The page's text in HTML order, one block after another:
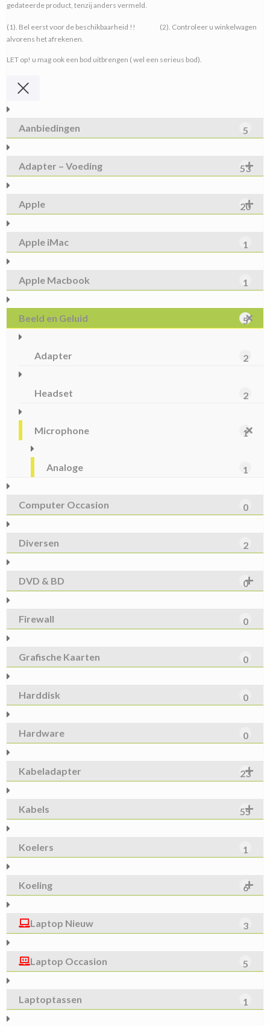
gedateerde product, tenzij anders vermeld.
(1). Bel eerst voor de beschikbaarheid !! (2). Controleer u winkelwagen
alvorens het afrekenen.
LET op! u mag ook een bod uitbrengen ( wel een serieus bod).
Aanbiedingen 5
Adapter – Voeding 53
Apple 20
Apple iMac 1
Apple Macbook 1
Beeld en Geluid 5
Adapter 2
Headset 2
Microphone 1
Analoge 1
Computer Occasion 0
Diversen 2
DVD & BD 0
Firewall 0
Grafische Kaarten 0
Harddisk 0
Hardware 0
Kabeladapter 23
Kabels 55
Koelers 1
Koeling 6
Laptop Nieuw 3
Laptop Occasion 5
Laptoptassen 1